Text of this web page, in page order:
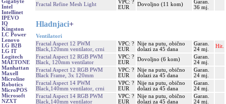
Gigabyte
Intel
Intellinet
IPEVO
IQ
Kingston
LC Power
Lenovo
LG B2B
LG IT
Logitech
MAETONE
Manhattan
Maxell
Microline
Robotics
MicroPOS
Microsoft
NZXT
Fractal Refine Mesh Light
VPC: ?
EUR
Dovoljno (11 kom)
Garan.
36 mj.
Hladnjaci+
Ventilatori
Fractal Aspect 12 PWM
Black,120mm ventilator, crni
VPC: ?
EUR
Nije na putu, obično
dolazi za 45 dana
Garan.
24 mj.
Hit.
Fractal Aspect 12 RGB PWM
Black, 120mm ventilator
VPC: ?
EUR
Dovoljno (6 kom)
Garan.
24 mj.
Fractal Aspect 12 RGB PWM
Black Frame, 3x 120mm
VPC: ?
EUR
Nije na putu, obično
dolazi za 45 dana
Garan.
24 mj.
Fractal Aspect 14 PWM
Black,140mm ventilator, crni
VPC: ?
EUR
Nije na putu, obično
dolazi za 45 dana
Garan.
24 mj.
Fractal Aspect 14 RGB PWM
Black,140mm ventilator
VPC: ?
EUR
Nije na putu, obično
dolazi za 45 dana
Garan.
24 mj.